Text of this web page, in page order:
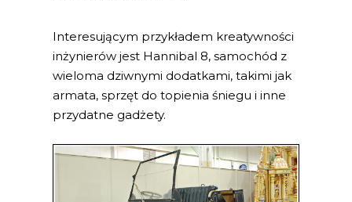
Interesującym przykładem kreatywności
inżynierów jest Hannibal 8, samochód z
wieloma dziwnymi dodatkami, takimi jak
armata, sprzęt do topienia śniegu i inne
przydatne gadżety.